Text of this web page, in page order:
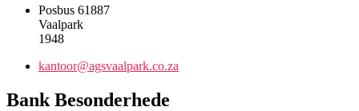
Posbus 61887
Vaalpark
1948
kantoor@agsvaalpark.co.za
Bank Besonderhede